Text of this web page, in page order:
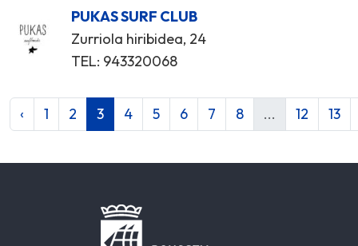
PUKAS SURF CLUB
Zurriola hiribidea, 24
TEL: 943320068
‹ 1 2 3 4 5 6 7 8 ... 12 13